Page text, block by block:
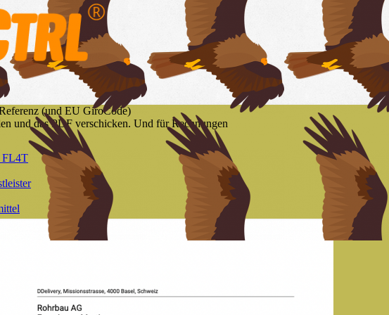
FL4T
(und EU GiroCode)
und das PDF verschicken. Und für Rechnungen